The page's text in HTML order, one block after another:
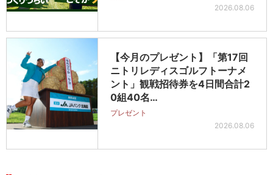
2026.08.06
【今月のプレゼント】「第17回
ニトリレディスゴルフトーナメ
ント」観戦招待券を4日間合計2
0組40名…
プレゼント
2026.08.06